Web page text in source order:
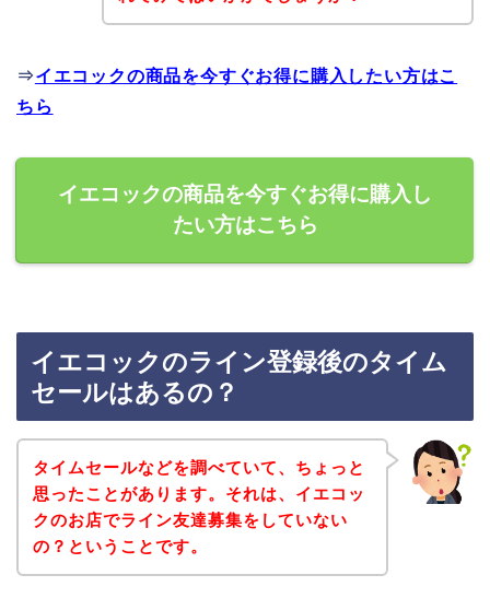
⇒イエコックの商品を今すぐお得に購入したい方はこ
ちら
イエコックの商品を今すぐお得に購入し
たい方はこちら
イエコックのライン登録後のタイム
セールはあるの？
タイムセールなどを調べていて、ちょっと
思ったことがあります。それは、イエコッ
クのお店でライン友達募集をしていない
の？ということです。